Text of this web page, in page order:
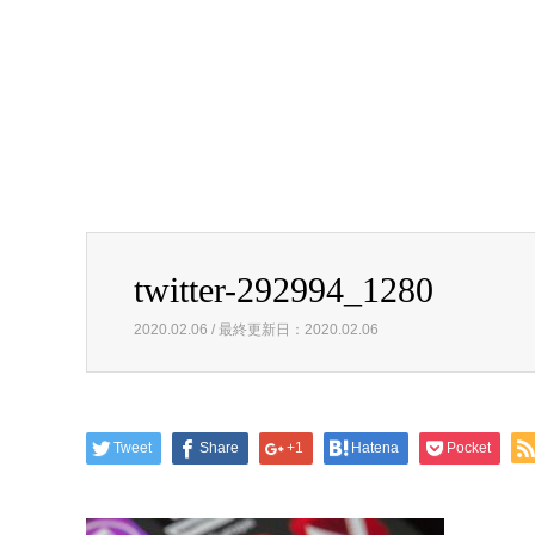
twitter-292994_1280
2020.02.06 / 最終更新日：2020.02.06
Tweet Share +1 Hatena Pocket